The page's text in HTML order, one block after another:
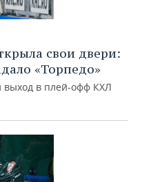
свои двери:
«Торпедо»
выход в плей-офф КХЛ